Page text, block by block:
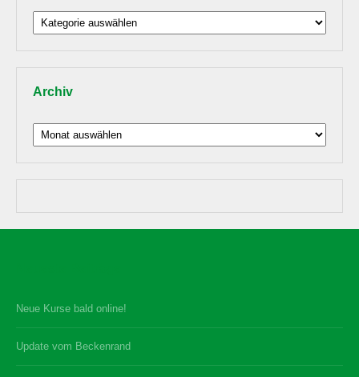
Beiträge
nach
Thema
Archiv
Archiv
Neue Kurse bald online!
Update vom Beckenrand